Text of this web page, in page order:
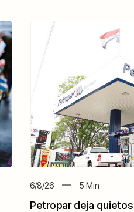
6/8/26 5 Min
Petropar deja